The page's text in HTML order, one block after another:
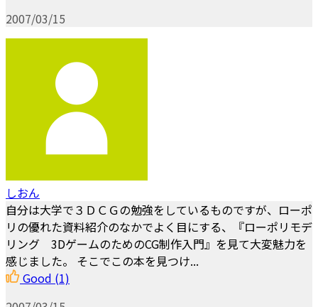
2007/03/15
しおん
自分は大学で３ＤＣＧの勉強をしているものですが、ローポ
リの優れた資料紹介のなかでよく目にする、『ローポリモデ
リング 3DゲームのためのCG制作入門』を見て大変魅力を
感じました。 そこでこの本を見つけ...
Good (1)